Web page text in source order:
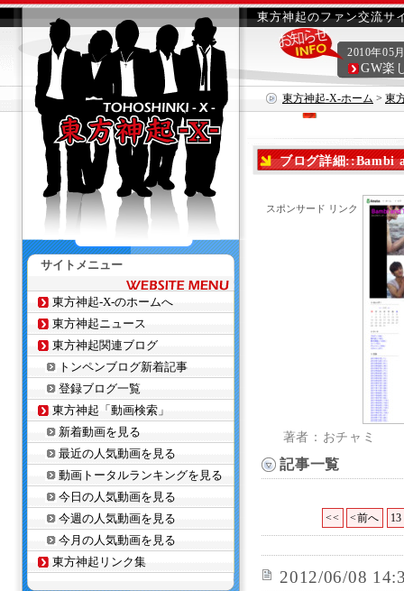
東方神起のファン交流サ
東方神起-X-ホーム > 東
2010年05
GW楽
ブログ詳細::Bambi
スポンサード リンク
著者：おチャミ
記事一覧
<< <前へ 13
2012/06/08
サイトメニュー
東方神起-X-のホームへ
東方神起ニュース
東方神起関連ブログ
トンペンブログ新着記事
登録ブログ一覧
東方神起「動画検索」
新着動画を見る
最近の人気動画を見る
動画トータルランキングを見る
今日の人気動画を見る
今週の人気動画を見る
今月の人気動画を見る
東方神起リンク集